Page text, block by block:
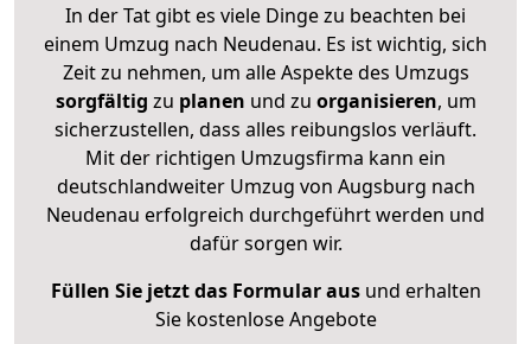
In der Tat gibt es viele Dinge zu beachten bei
einem Umzug nach Neudenau. Es ist wichtig, sich
Zeit zu nehmen, um alle Aspekte des Umzugs
sorgfältig zu planen und zu organisieren, um
sicherzustellen, dass alles reibungslos verläuft.
Mit der richtigen Umzugsfirma kann ein
deutschlandweiter Umzug von Augsburg nach
Neudenau erfolgreich durchgeführt werden und
dafür sorgen wir.
Füllen Sie jetzt das Formular ausund erhalten
Sie kostenlose Angebote